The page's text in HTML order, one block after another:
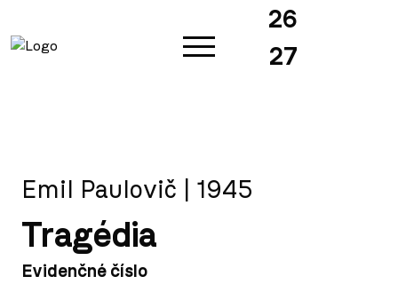
26
27
Emil Paulovič | 1945
Tragédia
Evidenčné číslo